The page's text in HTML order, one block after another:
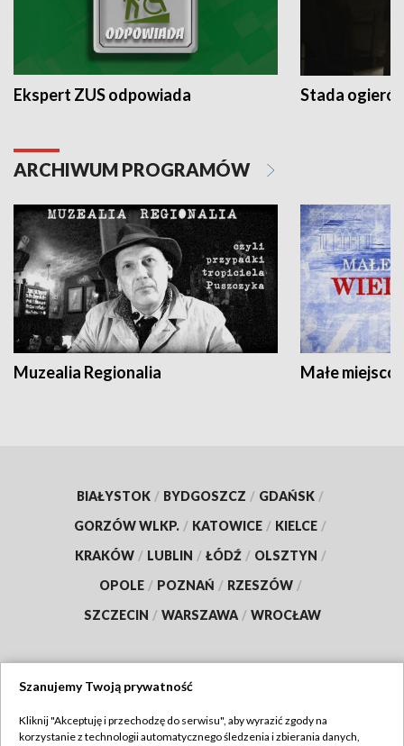
Ekspert ZUS odpowiada Stada
ARCHIWUM PROGRAMÓW
Muzealia Regionalia Małe
BIAŁYSTOK / BYDGOSZCZ / GDAŃSK /
GORZÓW WLKP. / KATOWICE / KIELCE /
KRAKÓW / LUBLIN / ŁÓDŹ / OLSZTYN /
OPOLE / POZNAŃ / RZESZÓW /
SZCZECIN / WARSZAWA / WROCŁAW
TVP
Szanujemy Twoją prywatność
Kliknij "Akceptuję i przechodzę do serwisu", aby wyrazić zgody na
korzystanie z technologii automatycznego śledzenia i zbierania danych,